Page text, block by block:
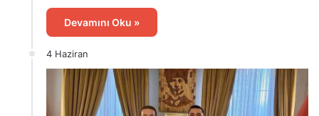
Devamını Oku »
4 Haziran